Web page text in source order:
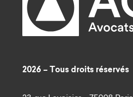
2026 – Tous droits réservés